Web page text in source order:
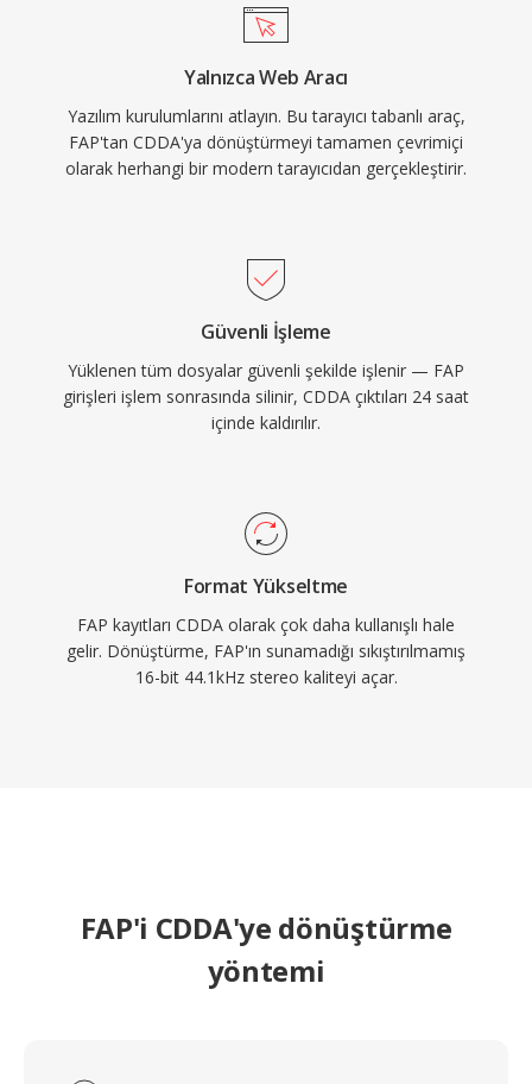
Yalnızca Web Aracı
Yazılım kurulumlarını atlayın. Bu tarayıcı tabanlı araç,
FAP'tan CDDA'ya dönüştürmeyi tamamen çevrimiçi
olarak herhangi bir modern tarayıcıdan gerçekleştirir.
Güvenli İşleme
Yüklenen tüm dosyalar güvenli şekilde işlenir — FAP
girişleri işlem sonrasında silinir, CDDA çıktıları 24 saat
içinde kaldırılır.
Format Yükseltme
FAP kayıtları CDDA olarak çok daha kullanışlı hale
gelir. Dönüştürme, FAP'ın sunamadığı sıkıştırılmamış
16-bit 44.1kHz stereo kaliteyi açar.
FAP'i CDDA'ye dönüştürme
yöntemi